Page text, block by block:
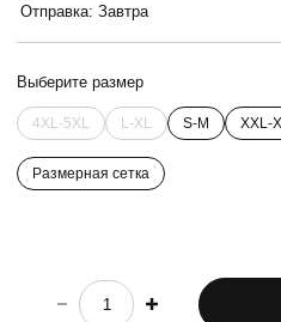
Отправка: Завтра
Выберите размер
4XL-5XL L-XL S-M XXL-
Размерная сетка
choose quantity